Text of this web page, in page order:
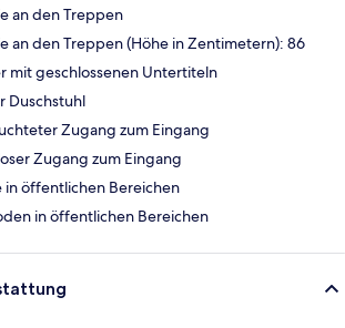
an den Treppen
an den Treppen (Höhe in Zentimetern): 86
mit geschlossenen Untertiteln
Duschstuhl
Zugang zum Eingang
Zugang zum Eingang
in öffentlichen Bereichen
in öffentlichen Bereichen